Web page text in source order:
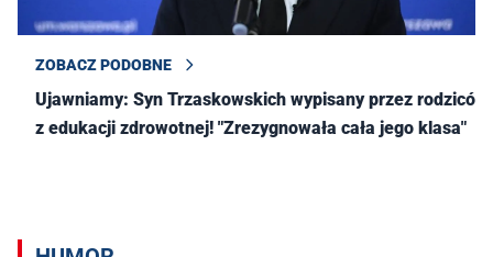
ZOBACZ PODOBNE
Ujawniamy: Syn Trzaskowskich wypisany przez rodziców
z edukacji zdrowotnej! "Zrezygnowała cała jego klasa"